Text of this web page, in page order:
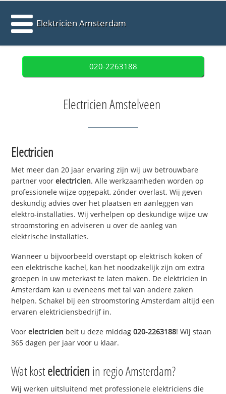
Elektricien Amsterdam
020-2263188
Electricien Amstelveen
Electricien
Met meer dan 20 jaar ervaring zijn wij uw betrouwbare
partner voorelectricien. Alle werkzaamheden worden op
professionele wijze opgepakt, zónder overlast. Wij geven
deskundig advies over het plaatsen en aanleggen van
elektro-installaties. Wij verhelpen op deskundige wijze uw
stroomstoring en adviseren u over de aanleg van
elektrische installaties.
Wanneer u bijvoorbeeld overstapt op elektrisch koken of
een elektrische kachel, kan het noodzakelijk zijn om extra
groepen in uw meterkast te laten maken. De elektricien in
Amsterdam kan u eveneens met tal van andere zaken
helpen. Schakel bij een stroomstoring Amsterdam altijd een
ervaren elektriciensbedrijf in.
Voorelectricien belt u deze middag020-2263188! Wij staan
365 dagen per jaar voor u klaar.
Wat kostelectricien in regio Amsterdam?
Wij werken uitsluitend met professionele elektriciens die